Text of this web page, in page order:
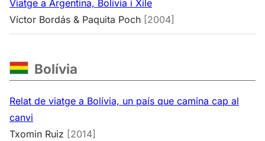
Viatge a Argentina, Bolivia i Xile
Víctor Bordás & Paquita Poch [2004]
Bolívia
Relat de viatge a Bolívia, un país que camina cap al
canvi
Txomin Ruiz [2014]